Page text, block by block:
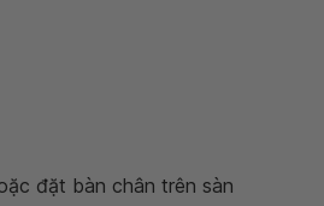
đặt bàn chân trên sàn